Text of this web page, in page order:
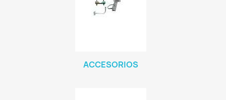
ACCESORIOS